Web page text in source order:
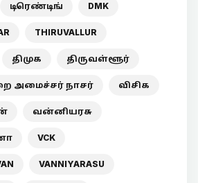
டிரெண்டிங் DMK
THIRUVALLUR
திமுக திருவள்ளூர்
அமைச்சர் நாசர் விசிக
வன்னியரசு
VCK
VANNIYARASU